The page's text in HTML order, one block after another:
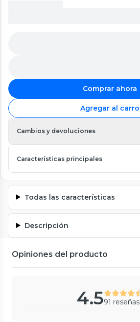
Comprar ahora
Agregar al carro
Cambios y devoluciones
Características principales
Todas las características
Descripción
Opiniones del producto
4.591 reseñas